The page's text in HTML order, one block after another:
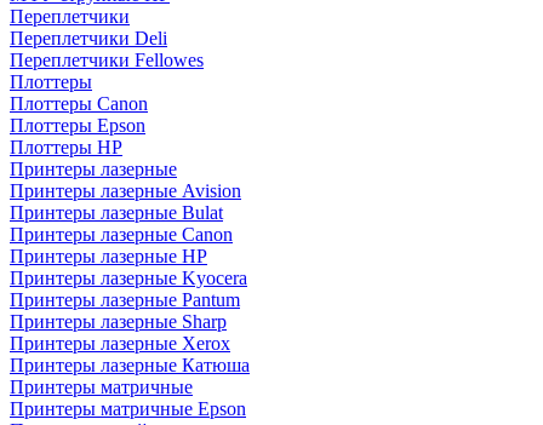
Переплетчики
Переплетчики Deli
Переплетчики Fellowes
Плоттеры
Плоттеры Canon
Плоттеры Epson
Плоттеры HP
Принтеры лазерные
Принтеры лазерные Avision
Принтеры лазерные Bulat
Принтеры лазерные Canon
Принтеры лазерные HP
Принтеры лазерные Kyocera
Принтеры лазерные Pantum
Принтеры лазерные Sharp
Принтеры лазерные Xerox
Принтеры лазерные Катюша
Принтеры матричные
Принтеры матричные Epson